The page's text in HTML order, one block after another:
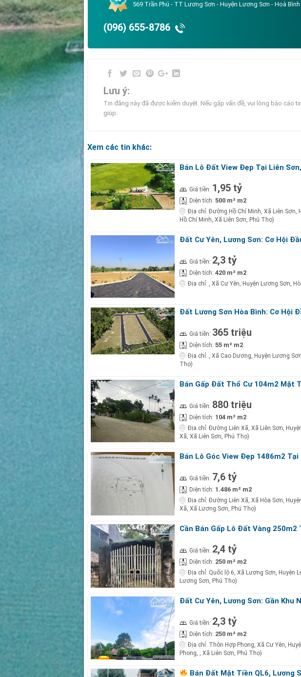
569 Trần Phú - TT Lương Sơn - Huyện Lương Sơn - Hoà Bình
(096) 655-8786
Lưu ý:
Tin đăng này đã được kiểm duyệt. Nếu gặp vấn đề, vui lòng báo cáo
giúp.
Xem các tin khác:
Bán Lô Đất View Đẹp Tại Liên
Giá tiền: 1,95 tỷ
Diện tích: 500 m² m2
Địa chỉ: Đường Hồ Chí Minh, Xã Liên Sơn,
Hồ Chí Minh, Xã Liên Sơn, Phú Thọ)
Đất Cư Yên, Lương Sơn: Cơ Hội
Giá tiền: 2,3 tỷ
Diện tích: 420 m² m2
Địa chỉ: , Xã Cư Yên, Huyện Lương Sơn,
Đất Lương Sơn Hòa Bình: Cơ Hội
Giá tiền: 365 triệu
Diện tích: 55 m² m2
Địa chỉ:
, Xã Cao Dương, Huyện Lương
Thọ)
Bán Gấp Đất Thổ Cư 104m2 Mặt
Giá tiền: 880 triệu
Diện tích: 104 m² m2
Địa chỉ: Đường Liên Xã, Xã Liên Sơn,
Xã, Xã Liên Sơn, Phú Thọ)
Bán Lô Góc View Đẹp 1486m2
Giá tiền: 7,6 tỷ
Diện tích: 1.486 m² m2
Địa chỉ: Đường Liên Xã, Xã Hòa Sơn,
Xã, Xã Lương Sơn, Phú Thọ)
Cần Bán Gấp Lô Đất Vàng
Giá tiền: 2,4 tỷ
Diện tích: 250 m² m2
Địa chỉ: Quốc lộ 6, Xã Lương Sơn, Huyện
Lương Sơn, Phú Thọ)
Đất Cư Yên, Lương Sơn: Gần Khu
Giá tiền: 2,3 tỷ
Diện tích: 250 m² m2
Địa chỉ: Thôn Hợp Phong, Xã Cư Yên,
Phong, , Xã Liên Sơn, Phú Thọ)
Bán Đất Mặt Tiền QL6, Lương